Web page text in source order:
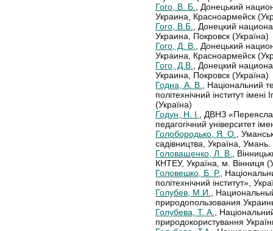
Гого, В. Б.
, Донецький
Украина, Красноармейск
Гого, В.Б.
, Донецкий
Украина, Покровск (Україна)
Гого, Д. В.
, Донецький
Украина, Красноармейск
Гого, Д.В.
, Донецкий
Украина, Покровск (Україна)
Годна, А. В.
, Національний
політехнічний інститут
(Україна)
Годун, Н. І.
, ДВНЗ
педагогічний університет
Голобородько, Я. О.
,
садівництва, Україна, Умань.
Головащенко, Л. В.
,
КНТЕУ, Україна, м. Вінниця
Головешко, Б. Р. ,
політехнічний інститут»,
Голубев, М.И.
,
природопользования
Голубева, Т. А.
,
природокористування